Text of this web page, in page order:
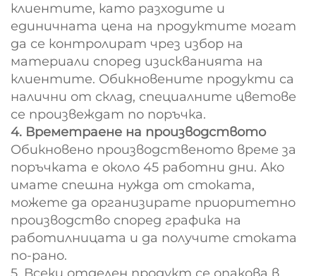
клиентите, като разходите и
единичната цена на продуктите могат
да се контролират чрез избор на
материали според изискванията на
клиентите. Обикновените продукти са
налични от склад, специалните цветове
се произвеждат по поръчка.
4. Времетраене на производството
Обикновено производственото време за
поръчката е около 45 работни дни. Ако
имате спешна нужда от стоката,
можете да организирате приоритетно
производство според графика на
работилницата и да получите стоката
по-рано.